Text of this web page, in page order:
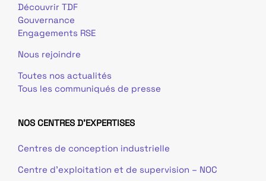
Découvrir TDF
Gouvernance
Engagements RSE
Nous rejoindre
Toutes nos actualités
Tous les communiqués de presse
NOS CENTRES D'EXPERTISES
Centres de conception industrielle
Centre d’exploitation et de supervision – NOC